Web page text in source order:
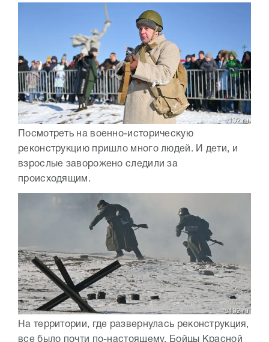
Посмотреть на военно-историческую
реконструкцию пришло много людей. И дети, и
взрослые заворожено следили за
происходящим.
На территории, где развернулась реконструкция,
все было почти по-настоящему. Бойцы Красной